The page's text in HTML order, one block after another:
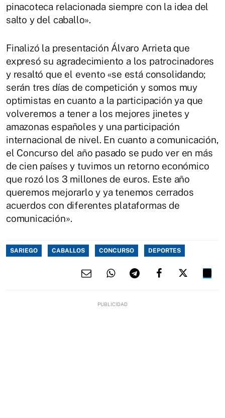
pinacoteca relacionada siempre con la idea del
salto y del caballo».
Finalizó la presentación Álvaro Arrieta que
expresó su agradecimiento a los patrocinadores
y resaltó que el evento «se está consolidando;
serán tres días de competición y somos muy
optimistas en cuanto a la participación ya que
volveremos a tener a los mejores jinetes y
amazonas españoles y una participación
internacional de nivel. En cuanto a comunicación,
el Concurso del año pasado se pudo ver en más
de cien países y tuvimos un retorno económico
que rozó los 3 millones de euros. Este año
queremos mejorarlo y ya tenemos cerrados
acuerdos con diferentes plataformas de
comunicación».
SARIEGO CABALLOS CONCURSO DEPORTES